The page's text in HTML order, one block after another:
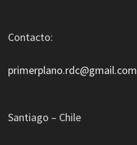
Contacto:
primerplano.rdc@gmail.com
Santiago – Chile